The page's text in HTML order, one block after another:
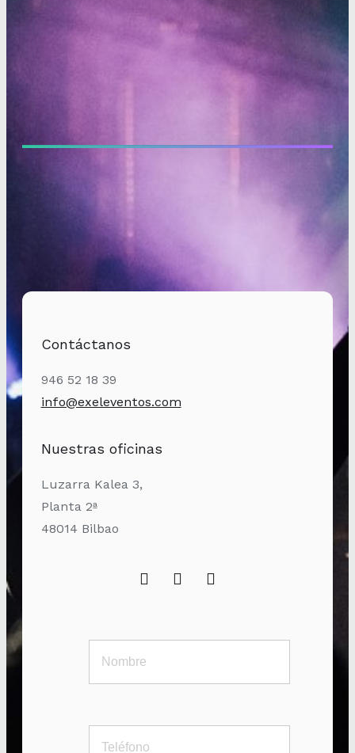
Contáctanos
946 52 18 39
info@exeleventos.com
Nuestras oficinas
Luzarra Kalea 3,
Planta 2ª
48014 Bilbao